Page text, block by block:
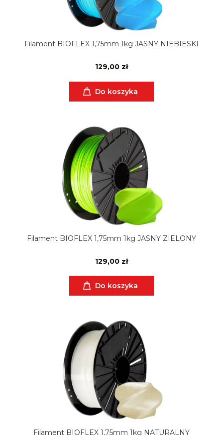
Filament BIOFLEX 1,75mm 1kg JASNY NIEBIESKI
129,00 zł
Do koszyka
Filament BIOFLEX 1,75mm 1kg JASNY ZIELONY
129,00 zł
Do koszyka
Filament BIOFLEX 1,75mm 1kg NATURALNY